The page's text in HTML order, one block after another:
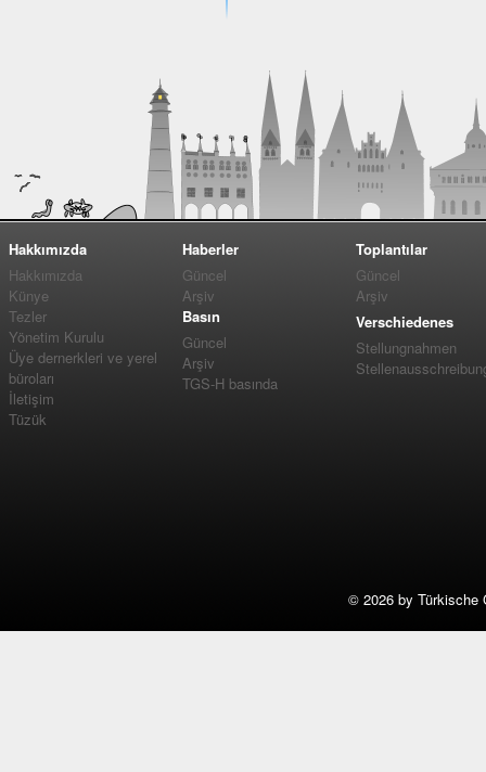
Hakkımızda
Hakkımızda
Künye
Tezler
Yönetim Kurulu
Üye dernerkleri ve yerel
büroları
İletişim
Tüzük
Haberler
Güncel
Arşiv
Basın
Güncel
Arşiv
TGS-H basında
Toplantılar
Güncel
Arşiv
Verschiedenes
Stellungnahmen
© 2026 by Türkische